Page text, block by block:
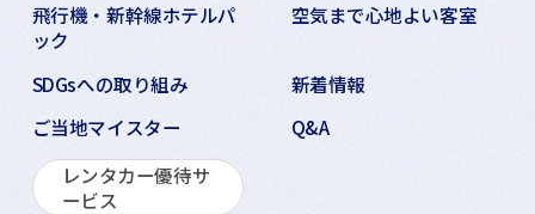
飛行機・新幹線ホテルパ
ック
空気まで心地よい客室
SDGsへの取り組み
新着情報
ご当地マイスター
Q&A
レンタカー優待サ
ービス